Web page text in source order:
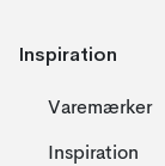
Inspiration
Varemærker
Inspiration